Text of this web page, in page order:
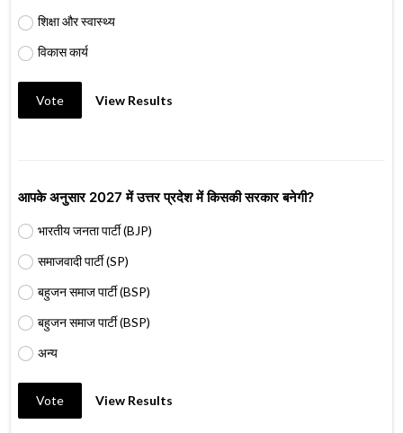
शिक्षा और स्वास्थ्य
विकास कार्य
Vote View Results
आपके अनुसार 2027 में उत्तर प्रदेश में किसकी सरकार बनेगी?
भारतीय जनता पार्टी (BJP)
समाजवादी पार्टी (SP)
बहुजन समाज पार्टी (BSP)
बहुजन समाज पार्टी (BSP)
अन्य
Vote View Results